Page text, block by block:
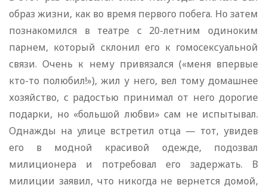
образ жизни, как во время первого побега. Но затем
познакомился в театре с 20-летним одиноким
парнем, который склонил его к гомосексуальной
связи. Очень к нему привязался («меня впервые
кто-то полюбил!»), жил у него, вел тому домашнее
хозяйство, с радостью принимал от него дорогие
подарки, но «большой любви» сам не испытывал.
Однажды на улице встретил отца — тот, увидев
его в модной красивой одежде, подозвал
милиционера и потребовал его задержать. В
милиции заявил, что никогда не вернется домой,